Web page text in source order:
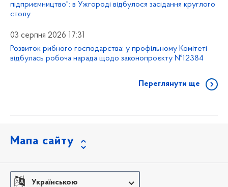
підприємництво": в Ужгороді відбулося засідання круглого
столу
03 серпня 2026 17:31
Розвиток рибного господарства: у профільному Комітеті
відбулась робоча нарада щодо законопроєкту №12384
Переглянути ще
Мапа сайту
Українською